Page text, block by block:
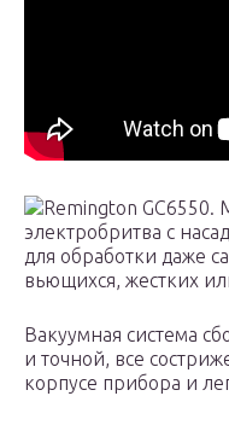
Remington
электробритва с
для обработки даже
вьющихся, жестких
Вакуумная система
и точной, все
корпусе прибора и